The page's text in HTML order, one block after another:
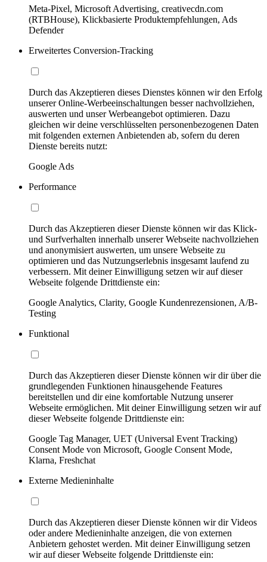
Meta-Pixel, Microsoft Advertising, creativecdn.com
(RTBHouse), Klickbasierte Produktempfehlungen, Ads
Defender
Erweitertes Conversion-Tracking
Durch das Akzeptieren dieses Dienstes können wir den Erfolg
unserer Online-Werbeeinschaltungen besser nachvollziehen,
auswerten und unser Werbeangebot optimieren. Dazu
gleichen wir deine verschlüsselten personenbezogenen Daten
mit folgenden externen Anbietenden ab, sofern du deren
Dienste bereits nutzt:
Google Ads
Performance
Durch das Akzeptieren dieser Dienste können wir das Klick-
und Surfverhalten innerhalb unserer Webseite nachvollziehen
und anonymisiert auswerten, um unsere Webseite zu
optimieren und das Nutzungserlebnis insgesamt laufend zu
verbessern. Mit deiner Einwilligung setzen wir auf dieser
Webseite folgende Drittdienste ein:
Google Analytics, Clarity, Google Kundenrezensionen, A/B-
Testing
Funktional
Durch das Akzeptieren dieser Dienste können wir dir über die
grundlegenden Funktionen hinausgehende Features
bereitstellen und dir eine komfortable Nutzung unserer
Webseite ermöglichen. Mit deiner Einwilligung setzen wir auf
dieser Webseite folgende Drittdienste ein:
Google Tag Manager, UET (Universal Event Tracking)
Consent Mode von Microsoft, Google Consent Mode,
Klarna, Freshchat
Externe Medieninhalte
Durch das Akzeptieren dieser Dienste können wir dir Videos
oder andere Medieninhalte anzeigen, die von externen
Anbietern gehostet werden. Mit deiner Einwilligung setzen
wir auf dieser Webseite folgende Drittdienste ein: